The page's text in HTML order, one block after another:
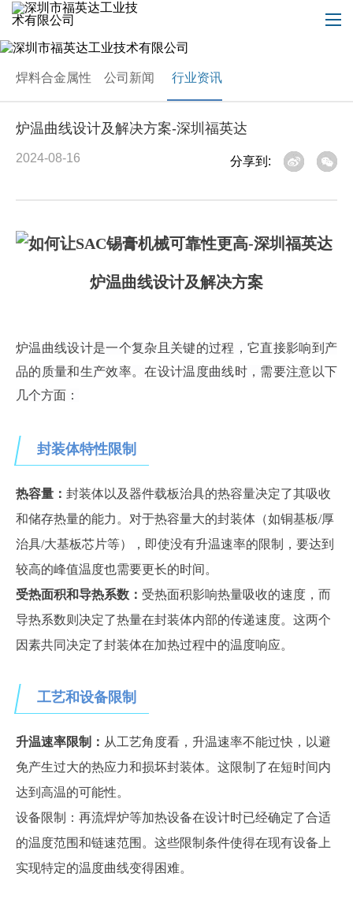
焊料合金属性 公司新闻 行业资讯
炉温曲线设计及解决方案-深圳福英达
2024-08-16 分享到:
炉温曲线设计及解决方案
炉温曲线设计是一个复杂且关键的过程，它直接影响到产
品的质量和生产效率。在设计温度曲线时，需要注意以下
几个方面：
封装体特性限制
热容量： 封装体以及器件载板治具的热容量决定了其吸收
和储存热量的能力。对于热容量大的封装体（如铜基板/厚
治具/大基板芯片等），即使没有升温速率的限制，要达到
较高的峰值温度也需要更长的时间。
受热面积和导热系数： 受热面积影响热量吸收的速度，而
导热系数则决定了热量在封装体内部的传递速度。这两个
因素共同决定了封装体在加热过程中的温度响应。
工艺和设备限制
升温速率限制： 从工艺角度看，升温速率不能过快，以避
免产生过大的热应力和损坏封装体。这限制了在短时间内
达到高温的可能性。
设备限制：再流焊炉等加热设备在设计时已经确定了合适
的温度范围和链速范围。这些限制条件使得在现有设备上
实现特定的温度曲线变得困难。